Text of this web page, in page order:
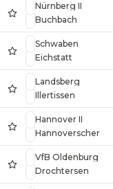
Nürnberg II
Buchbach
Schwaben
Eichstatt
Landsberg
Illertissen
Hannover II
Hannoverscher
VfB Oldenburg
Drochtersen